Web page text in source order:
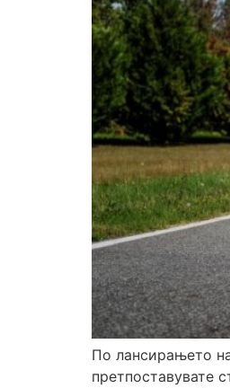
По лансирањето
претпоставувате